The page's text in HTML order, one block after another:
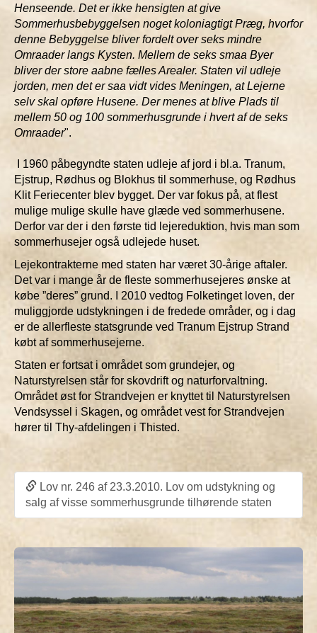
Henseende. Det er ikke hensigten at give
Sommerhusbebyggelsen noget koloniagtigt Præg, hvorfor
denne Bebyggelse bliver fordelt over seks mindre
Omraader langs Kysten. Mellem de seks smaa Byer
bliver der store aabne fælles Arealer. Staten vil udleje
jorden, men det er saa vidt vides Meningen, at Lejerne
selv skal opføre Husene. Der menes at blive Plads til
mellem 50 og 100 sommerhusgrunde i hvert af de seks
Omraader".
I 1960 påbegyndte staten udleje af jord i bl.a. Tranum,
Ejstrup, Rødhus og Blokhus til sommerhuse, og Rødhus
Klit Feriecenter blev bygget. Der var fokus på, at flest
mulige mulige skulle have glæde ved sommerhusene.
Derfor var der i den første tid lejereduktion, hvis man som
sommerhusejer også udlejede huset.
Lejekontrakterne med staten har været 30-årige aftaler.
Det var i mange år de fleste sommerhusejeres ønske at
købe ”deres” grund. I 2010 vedtog Folketinget loven, der
muliggjorde udstykningen i de fredede områder, og i dag
er de allerfleste statsgrunde ved Tranum Ejstrup Strand
købt af sommerhusejerne.
Staten er fortsat i området som grundejer, og
Naturstyrelsen står for skovdrift og naturforvaltning.
Området øst for Strandvejen er knyttet til Naturstyrelsen
Vendsyssel i Skagen, og området vest for Strandvejen
hører til Thy-afdelingen i Thisted.
Lov nr. 246 af 23.3.2010. Lov om udstykning og
salg af visse sommerhusgrunde tilhørende staten